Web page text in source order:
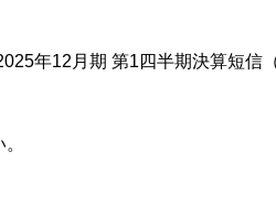
年12月期 第1四半期決算短信